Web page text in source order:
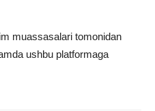
muassasalari tomonidan
ushbu platformaga